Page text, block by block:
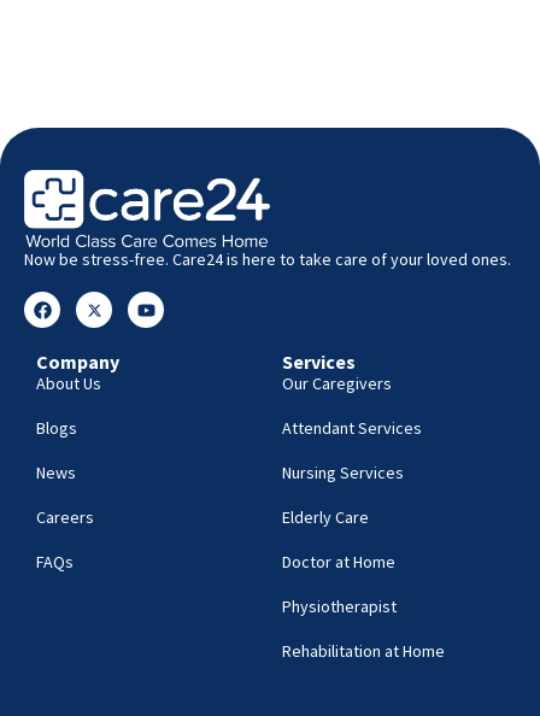
Now be stress-free. Care24 is here to take care of your loved ones.
Company
About Us
Blogs
News
Careers
FAQs
Services
Our Caregivers
Attendant Services
Nursing Services
Elderly Care
Doctor at Home
Physiotherapist
Rehabilitation at Home